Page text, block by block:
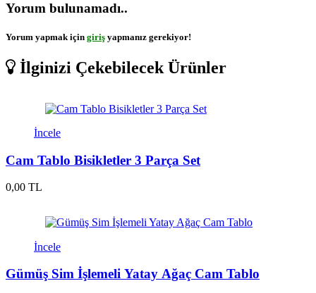
Yorum bulunamadı..
Yorum yapmak için giriş yapmanız gerekiyor!
İlginizi Çekebilecek Ürünler
İncele
Cam Tablo Bisikletler 3 Parça Set
0,00 TL
İncele
Gümüş Sim İşlemeli Yatay Ağaç Cam Tablo